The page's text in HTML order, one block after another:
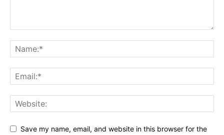
Save my name, email, and website in this browser for the